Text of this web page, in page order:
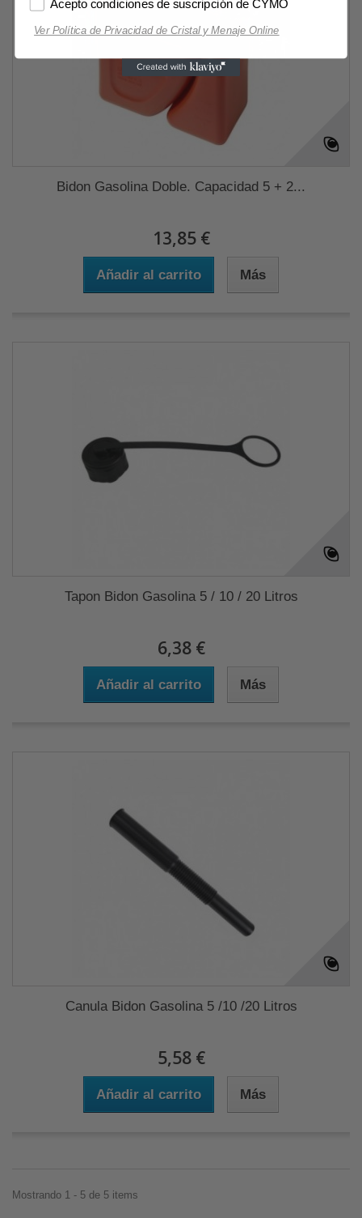
Bidon Gasolina Doble. Capacidad 5 + 2...
13,85 €
Añadir al carrito Más
Tapon Bidon Gasolina 5 / 10 / 20 Litros
6,38 €
Añadir al carrito Más
Canula Bidon Gasolina 5 /10 /20 Litros
5,58 €
Añadir al carrito Más
Mostrando 1 - 5 de 5 items
Acepto condiciones de suscripción de CYMO
Ver Política de Privacidad de Cristal y Menaje Online